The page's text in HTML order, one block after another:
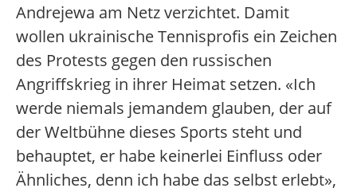
Andrejewa am Netz verzichtet. Damit
wollen ukrainische Tennisprofis ein Zeichen
des Protests gegen den russischen
Angriffskrieg in ihrer Heimat setzen. «Ich
werde niemals jemandem glauben, der auf
der Weltbühne dieses Sports steht und
behauptet, er habe keinerlei Einfluss oder
Ähnliches, denn ich habe das selbst erlebt»,